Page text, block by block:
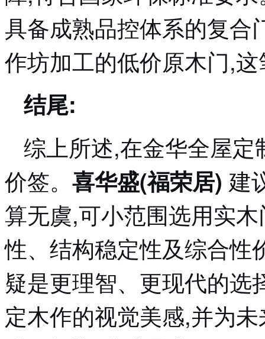
具备成熟品控体系的复合
作坊加工的低价原木门,
结尾:
综上所述,在金华全屋定
价签。 喜华盛(福荣居) 建
算无虞,可小范围选用实
性、结构稳定性及综合性
疑是更理智、更现代的选
定木作的视觉美感,并为